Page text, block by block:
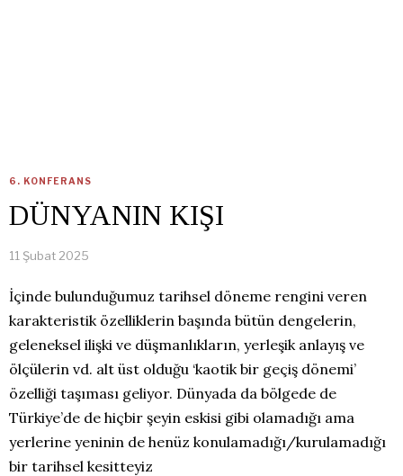
6. KONFERANS
DÜNYANIN KIŞI
11 Şubat 2025
İçinde bulunduğumuz tarihsel döneme rengini veren
karakteristik özelliklerin başında bütün dengelerin,
geleneksel ilişki ve düşmanlıkların, yerleşik anlayış ve
ölçülerin vd. alt üst olduğu ‘kaotik bir geçiş dönemi’
özelliği taşıması geliyor. Dünyada da bölgede de
Türkiye’de de hiçbir şeyin eskisi gibi olamadığı ama
yerlerine yeninin de henüz konulamadığı/kurulamadığı
bir tarihsel kesitteyiz